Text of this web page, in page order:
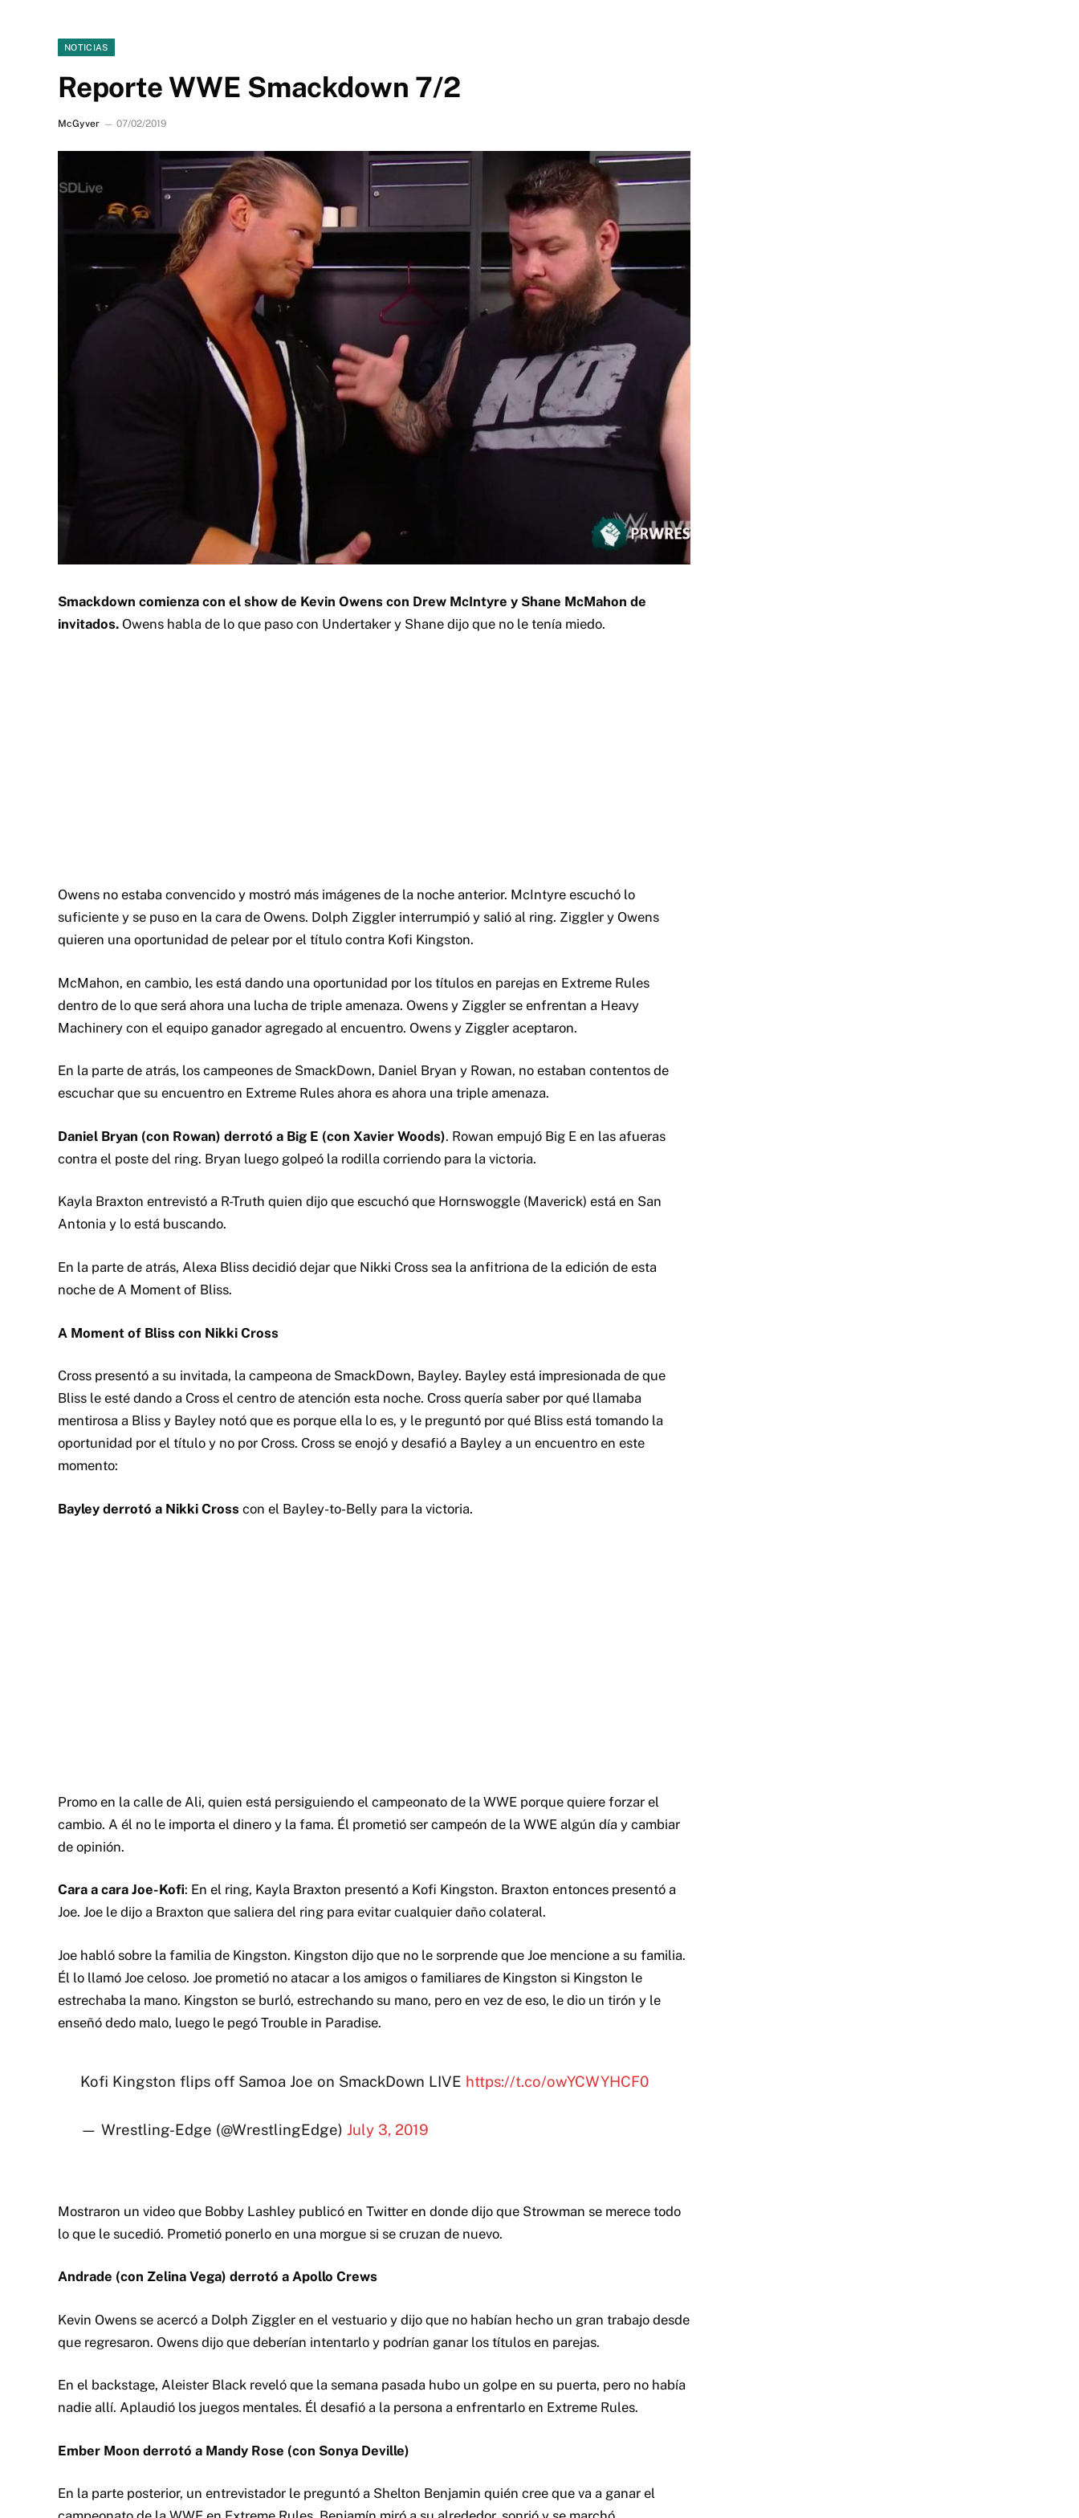
NOTICIAS
Reporte WWE Smackdown 7/2
McGyver 07/02/2019
Smackdown comienza con el show de Kevin Owens con Drew McIntyre y Shane McMahon de
invitados. Owens habla de lo que paso con Undertaker y Shane dijo que no le tenía miedo.
Owens no estaba convencido y mostró más imágenes de la noche anterior. McIntyre escuchó lo
suficiente y se puso en la cara de Owens. Dolph Ziggler interrumpió y salió al ring. Ziggler y Owens
quieren una oportunidad de pelear por el título contra Kofi Kingston.
McMahon, en cambio, les está dando una oportunidad por los títulos en parejas en Extreme Rules
dentro de lo que será ahora una lucha de triple amenaza. Owens y Ziggler se enfrentan a Heavy
Machinery con el equipo ganador agregado al encuentro. Owens y Ziggler aceptaron.
En la parte de atrás, los campeones de SmackDown, Daniel Bryan y Rowan, no estaban contentos de
escuchar que su encuentro en Extreme Rules ahora es ahora una triple amenaza.
Daniel Bryan (con Rowan) derrotó a Big E (con Xavier Woods). Rowan empujó Big E en las afueras
contra el poste del ring. Bryan luego golpeó la rodilla corriendo para la victoria.
Kayla Braxton entrevistó a R-Truth quien dijo que escuchó que Hornswoggle (Maverick) está en San
Antonia y lo está buscando.
En la parte de atrás, Alexa Bliss decidió dejar que Nikki Cross sea la anfitriona de la edición de esta
noche de A Moment of Bliss.
A Moment of Bliss con Nikki Cross
Cross presentó a su invitada, la campeona de SmackDown, Bayley. Bayley está impresionada de que
Bliss le esté dando a Cross el centro de atención esta noche. Cross quería saber por qué llamaba
mentirosa a Bliss y Bayley notó que es porque ella lo es, y le preguntó por qué Bliss está tomando la
oportunidad por el título y no por Cross. Cross se enojó y desafió a Bayley a un encuentro en este
momento:
Bayley derrotó a Nikki Cross con el Bayley-to-Belly para la victoria.
Promo en la calle de Ali, quien está persiguiendo el campeonato de la WWE porque quiere forzar el
cambio. A él no le importa el dinero y la fama. Él prometió ser campeón de la WWE algún día y cambiar
de opinión.
Cara a cara Joe-Kofi: En el ring, Kayla Braxton presentó a Kofi Kingston. Braxton entonces presentó a
Joe. Joe le dijo a Braxton que saliera del ring para evitar cualquier daño colateral.
Joe habló sobre la familia de Kingston. Kingston dijo que no le sorprende que Joe mencione a su familia.
Él lo llamó Joe celoso. Joe prometió no atacar a los amigos o familiares de Kingston si Kingston le
estrechaba la mano. Kingston se burló, estrechando su mano, pero en vez de eso, le dio un tirón y le
enseñó dedo malo, luego le pegó Trouble in Paradise.
Kofi Kingston flips off Samoa Joe on SmackDown LIVE https://t.co/owYCWYHCF0
— Wrestling-Edge (@WrestlingEdge) July 3, 2019
Mostraron un video que Bobby Lashley publicó en Twitter en donde dijo que Strowman se merece todo
lo que le sucedió. Prometió ponerlo en una morgue si se cruzan de nuevo.
Andrade (con Zelina Vega) derrotó a Apollo Crews
Kevin Owens se acercó a Dolph Ziggler en el vestuario y dijo que no habían hecho un gran trabajo desde
que regresaron. Owens dijo que deberían intentarlo y podrían ganar los títulos en parejas.
En el backstage, Aleister Black reveló que la semana pasada hubo un golpe en su puerta, pero no había
nadie allí. Aplaudió los juegos mentales. Él desafió a la persona a enfrentarlo en Extreme Rules.
Ember Moon derrotó a Mandy Rose (con Sonya Deville)
En la parte posterior, un entrevistador le preguntó a Shelton Benjamin quién cree que va a ganar el